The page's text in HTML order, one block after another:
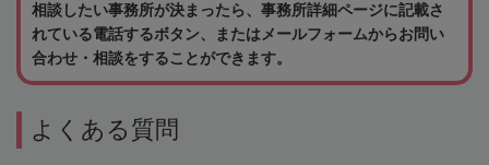
相談したい事務所が決まったら、事務所詳細ページに記載さ
れている電話するボタン、またはメールフォームからお問い
合わせ・相談をすることができます。
よくある質問